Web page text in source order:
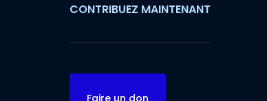
CONTRIBUEZ MAINTENANT
Faire un don